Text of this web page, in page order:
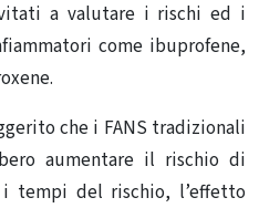
a valutare i rischi ed i
come ibuprofene,
che i FANS tradizionali
aumentare il rischio di
tempi del rischio, l’effetto